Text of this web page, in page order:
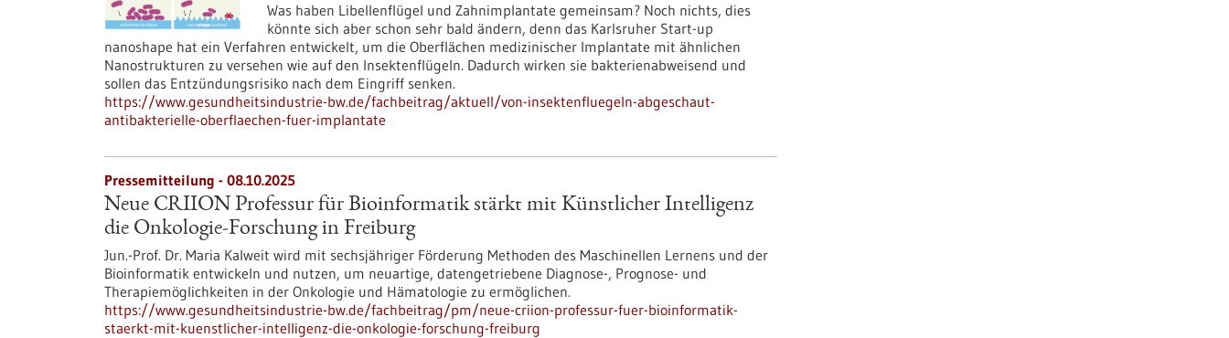
Was haben Libellenflügel und Zahnimplantate gemeinsam? Noch nichts, dies
könnte sich aber schon sehr bald ändern, denn das Karlsruher Start-up
nanoshape hat ein Verfahren entwickelt, um die Oberflächen medizinischer Implantate mit ähnlichen
Nanostrukturen zu versehen wie auf den Insektenflügeln. Dadurch wirken sie bakterienabweisend und
sollen das Entzündungsrisiko nach dem Eingriff senken.
https://www.gesundheitsindustrie-bw.de/fachbeitrag/aktuell/von-insektenfluegeln-abgeschaut-
antibakterielle-oberflaechen-fuer-implantate
Pressemitteilung - 08.10.2025
Neue CRIION Professur für Bioinformatik stärkt mit Künstlicher Intelligenz
die Onkologie-Forschung in Freiburg
Jun.-Prof. Dr. Maria Kalweit wird mit sechsjähriger Förderung Methoden des Maschinellen Lernens und der
Bioinformatik entwickeln und nutzen, um neuartige, datengetriebene Diagnose-, Prognose- und
Therapiemöglichkeiten in der Onkologie und Hämatologie zu ermöglichen.
https://www.gesundheitsindustrie-bw.de/fachbeitrag/pm/neue-criion-professur-fuer-bioinformatik-
staerkt-mit-kuenstlicher-intelligenz-die-onkologie-forschung-freiburg